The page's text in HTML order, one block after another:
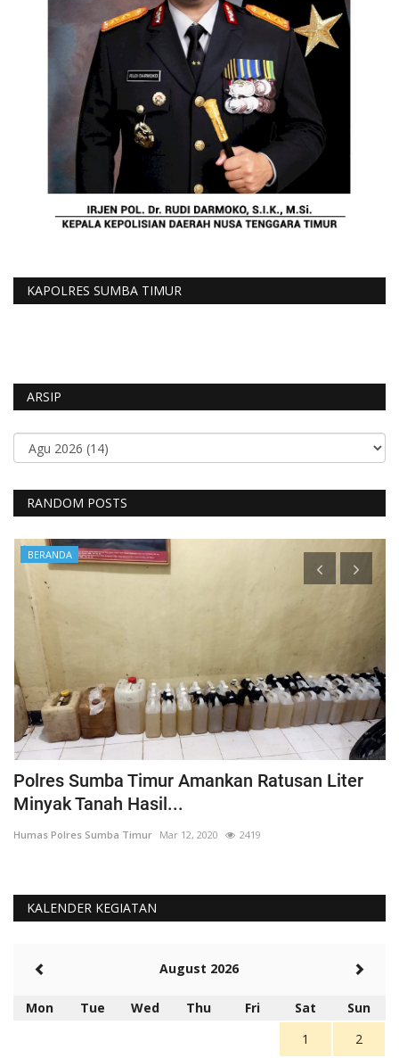
KAPOLRES SUMBA TIMUR
ARSIP
RANDOM POSTS
BERANDA
Polres Sumba Timur Amankan Ratusan Liter
Minyak Tanah Hasil...
Humas Polres Sumba Timur Mar 12, 2020 2419
KALENDER KEGIATAN
August 2026
Mon Tue Wed Thu Fri Sat
Sun
1
2